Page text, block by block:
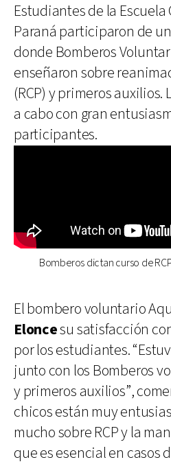
Estudiantes de la Escuela
Paraná participaron de
donde Bomberos
enseñaron sobre
(RCP) y primeros
a cabo con gran
participantes.
Bomberos dictan curso de
El bombero voluntario
Eloncesu satisfacción
por los estudiantes.
junto con los Bomberos
y primeros auxilios”,
chicos están muy
mucho sobre RCP y la
que es esencial en casos